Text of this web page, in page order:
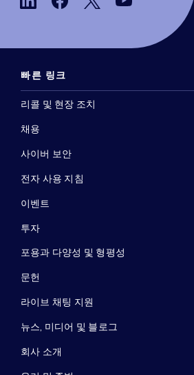
빠른 링크
리콜 및 현장 조치
채용
사이버 보안
전자 사용 지침
이벤트
투자
포용과 다양성 및 형평성
문헌
라이브 채팅 지원
뉴스, 미디어 및 블로그
회사 소개